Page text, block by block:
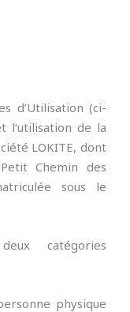
d’Utilisation (ci-
l’utilisation de la
LOKITE, dont
Chemin des
sous le
catégories
physique